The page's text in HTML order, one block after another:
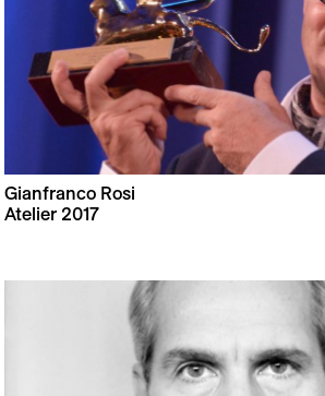
Gianfranco Rosi
Atelier 2017